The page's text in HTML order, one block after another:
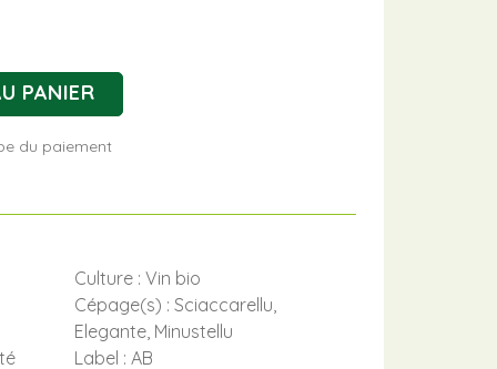
PANIER
du paiement
Culture : Vin bio
Cépage(s) : Sciaccarellu,
Elegante, Minustellu
Label : AB